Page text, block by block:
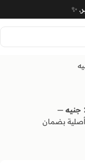
✨
—
بضمان